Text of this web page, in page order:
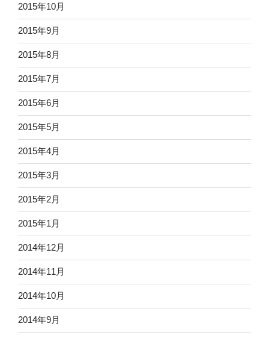
2015年10月
2015年9月
2015年8月
2015年7月
2015年6月
2015年5月
2015年4月
2015年3月
2015年2月
2015年1月
2014年12月
2014年11月
2014年10月
2014年9月